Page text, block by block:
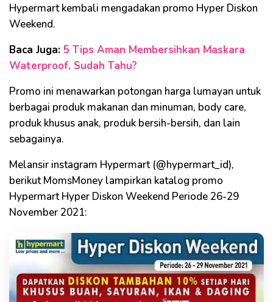
Hypermart kembali mengadakan promo Hyper Diskon
Weekend.
Baca Juga: 5 Tips Aman Membersihkan Maskara
Waterproof, Sudah Tahu?
Promo ini menawarkan potongan harga lumayan untuk
berbagai produk makanan dan minuman, body care,
produk khusus anak, produk bersih-bersih, dan lain
sebagainya.
Melansir instagram Hypermart (@hypermart_id),
berikut MomsMoney lampirkan katalog promo
Hypermart Hyper Diskon Weekend Periode 26-29
November 2021: